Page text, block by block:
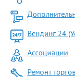
Вендинг 24
Ассоциации
Ремонт